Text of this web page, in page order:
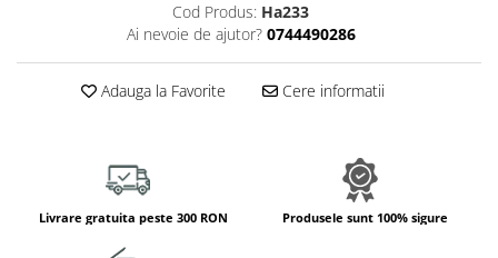
Jocuri matematice
Dezvoltare proprioceptiva
Dezvoltare vestibulara
Cod Produs: Ha233
Ai nevoie de ajutor? 0744490286
Adauga la Favorite Cere informatii
Livrare gratuita peste 300 RON Produsele sunt 100% sigure